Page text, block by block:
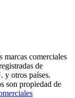
marcas comerciales
de
y otros países.
son propiedad de